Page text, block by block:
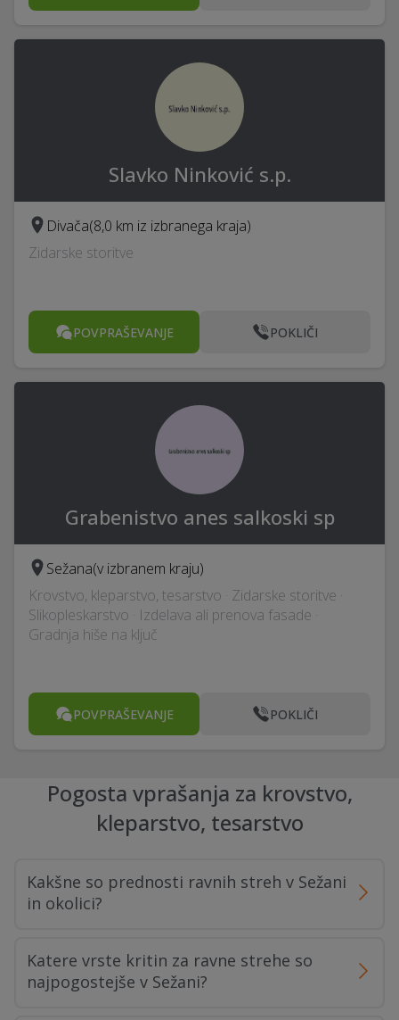
Slavko Ninković s.p.
Divača(8,0 km iz izbranega kraja)
Zidarske storitve
POVPRAŠEVANJE POKLIČI
Grabenistvo anes salkoski sp
Sežana(v izbranem kraju)
Krovstvo, kleparstvo, tesarstvo · Zidarske storitve ·
Slikopleskarstvo · Izdelava ali prenova fasade ·
Gradnja hiše na ključ
POVPRAŠEVANJE POKLIČI
Pogosta vprašanja za krovstvo,
kleparstvo, tesarstvo
Kakšne so prednosti ravnih streh v Sežani
in okolici?
Katere vrste kritin za ravne strehe so
najpogostejše v Sežani?